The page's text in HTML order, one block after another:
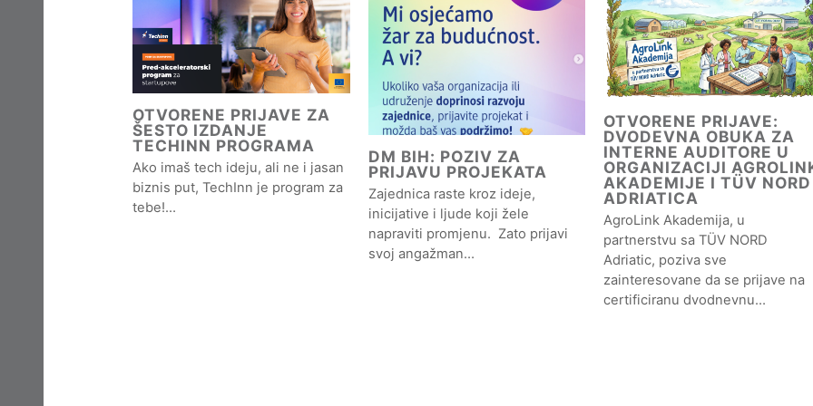
OTVORENE PRIJAVE ZA
ŠESTO IZDANJE
TECHINN PROGRAMA
Ako imaš tech ideju, ali ne i jasan
biznis put, TechInn je program za
tebe!…
DM BIH: POZIV ZA
PRIJAVU PROJEKATA
Zajednica raste kroz ideje,
inicijative i ljude koji žele
napraviti promjenu. Zato prijavi
svoj angažman…
OTVORENE PRIJAVE:
DVODEVNA OBUKA ZA
INTERNE AUDITORE U
ORGANIZACIJI
AKADEMIJE I TÜV NORD
ADRIATICA
AgroLink Akademija, u
partnerstvu sa TÜV NORD
Adriatic, poziva sve
zainteresovane da se prijave na
certificiranu dvodnevnu…